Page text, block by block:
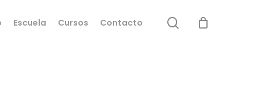
Escuela Cursos Contacto search